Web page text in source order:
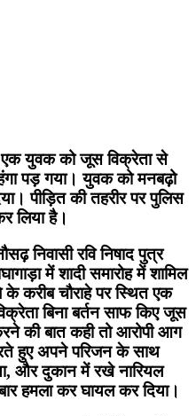
एक युवक को जूस विक्रेता से
पड़ गया। युवक को मनबढ़ो
पीड़ित की तहरीर पर पुलिस
लिया है।
निवासी रवि निषाद पुत्र
में शादी समारोह में शामिल
के करीब चौराहे पर स्थित एक
बिना बर्तन साफ किए जूस
की बात कही तो आरोपी आग
हुए अपने परिजन के साथ
और दुकान में रखे नारियल
हमला कर घायल कर दिया।